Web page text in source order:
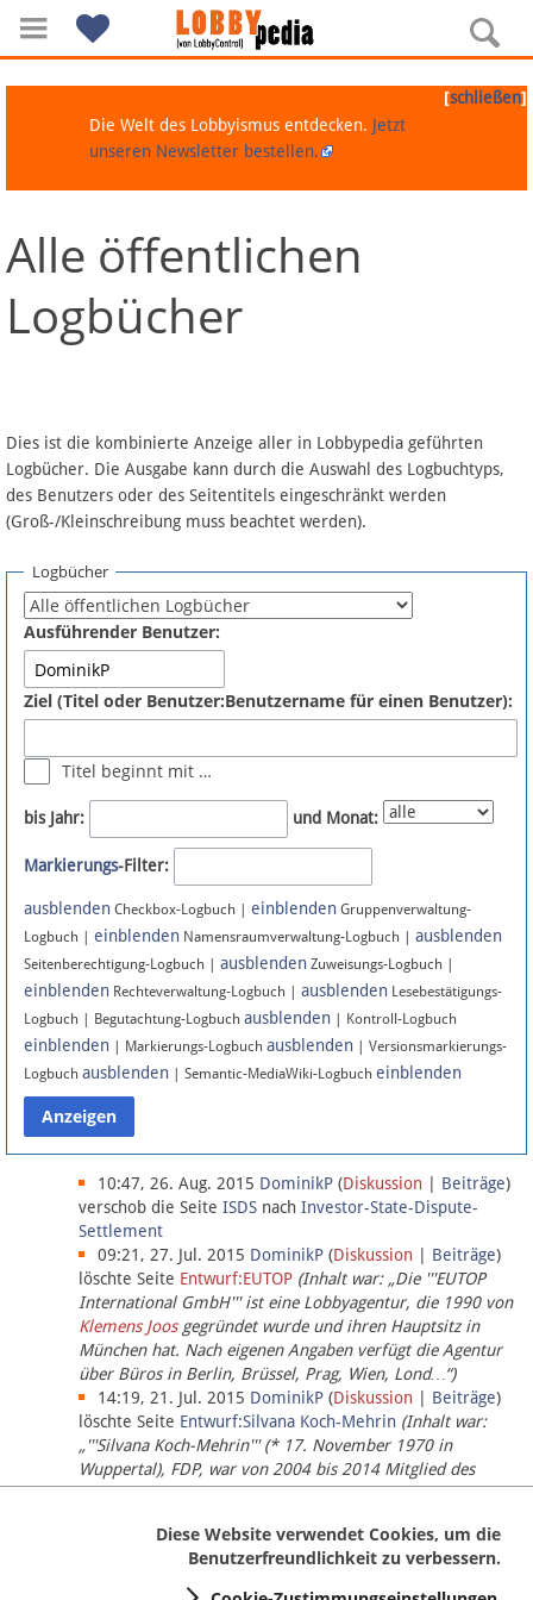
Navigation
Über Lobbypedia
Artikel nach Kategorien
FAQ
Fördermitglied werden
Fehler melden
Newsletter
Bluesky
Facebook
Instagram
Anmelden
Datenschutz
Über Lobbypedia
Impressum
[schließen]
Die Welt des Lobbyismus entdecken. Jetzt
unseren Newsletter bestellen.
Alle öffentlichen
Logbücher
Dies ist die kombinierte Anzeige aller in Lobbypedia geführten
Logbücher. Die Ausgabe kann durch die Auswahl des Logbuchtyps,
des Benutzers oder des Seitentitels eingeschränkt werden
(Groß-/Kleinschreibung muss beachtet werden).
Logbücher
Ausführender Benutzer:
Ziel (Titel oder Benutzer:Benutzername für einen Benutzer):
Titel beginnt mit …
bis Jahr: und Monat:
Markierungs-Filter:
ausblenden Checkbox-Logbuch | einblenden Gruppenverwaltung-
Logbuch | einblenden Namensraumverwaltung-Logbuch | ausblenden
Seitenberechtigung-Logbuch | ausblenden Zuweisungs-Logbuch |
einblenden Rechteverwaltung-Logbuch | ausblenden Lesebestätigungs-
Logbuch | Begutachtung-Logbuch ausblenden | Kontroll-Logbuch
einblenden | Markierungs-Logbuch ausblenden | Versionsmarkierungs-
Logbuch ausblenden | Semantic-MediaWiki-Logbuch einblenden
10:47, 26. Aug. 2015 DominikP (Diskussion Beiträge)
verschob die Seite ISDS nach Investor-State-Dispute-
Settlement
09:21, 27. Jul. 2015 DominikP (Diskussion Beiträge)
löschte Seite Entwurf:EUTOP (Inhalt war: „Die '''EUTOP
International GmbH''' ist eine Lobbyagentur, die 1990 von
Klemens Joosgegründet wurde und ihren Hauptsitz in
München hat. Nach eigenen Angaben verfügt die Agentur
über Büros in Berlin, Brüssel, Prag, Wien, Lond…“)
14:19, 21. Jul. 2015 DominikP (Diskussion Beiträge)
löschte Seite Entwurf:Silvana Koch-Mehrin (Inhalt war:
„'''Silvana Koch-Mehrin''' (* 17. November 1970 in
Wuppertal), FDP, war von 2004 bis 2014 Mitglied des
Europäischen Parlaments, seit November 2014 ist sie für
Diese Website verwendet Cookies, um die
Benutzerfreundlichkeit zu verbessern.